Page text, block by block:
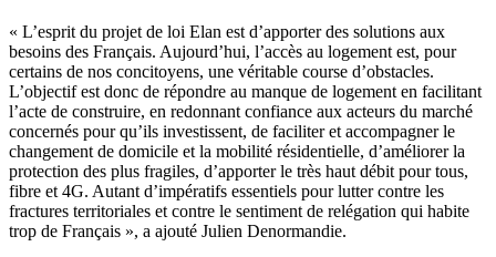
« L’esprit du projet de loi Elan est d’apporter des solutions aux
besoins des Français. Aujourd’hui, l’accès au logement est, pour
certains de nos concitoyens, une véritable course d’obstacles.
L’objectif est donc de répondre au manque de logement en facilitant
l’acte de construire, en redonnant confiance aux acteurs du marché
concernés pour qu’ils investissent, de faciliter et accompagner le
changement de domicile et la mobilité résidentielle, d’améliorer la
protection des plus fragiles, d’apporter le très haut débit pour tous,
fibre et 4G. Autant d’impératifs essentiels pour lutter contre les
fractures territoriales et contre le sentiment de relégation qui habite
trop de Français », a ajouté Julien Denormandie.